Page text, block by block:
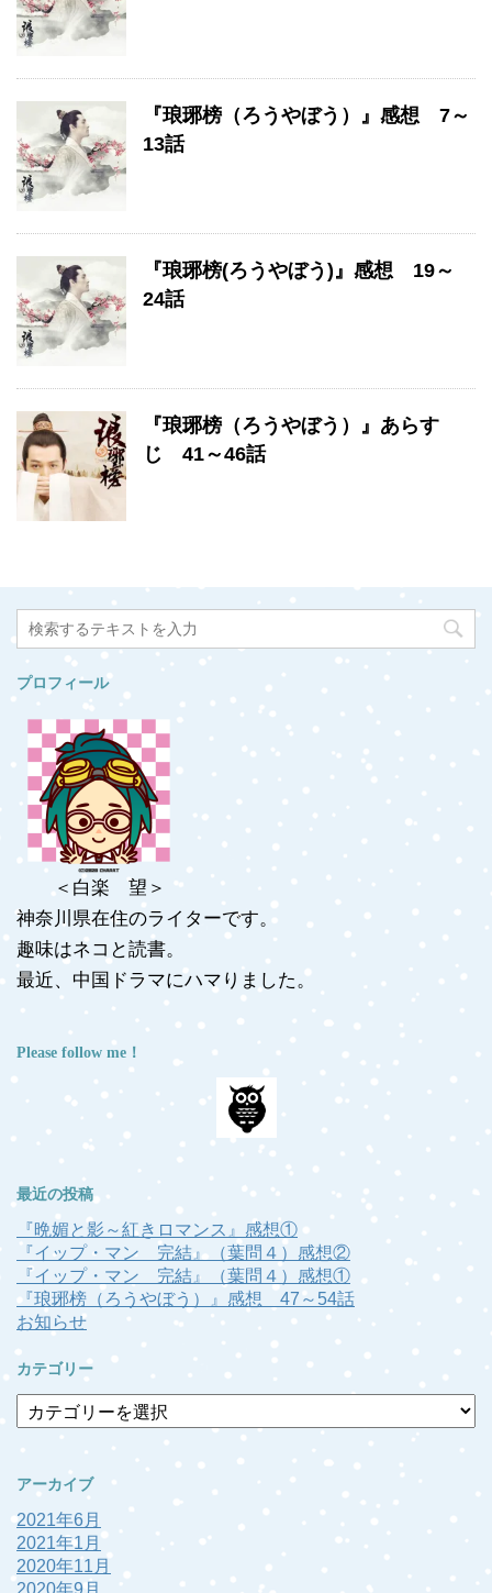
『琅琊榜（ろうやぼう）』感想 7～
13話
『琅琊榜(ろうやぼう)』感想 19～
24話
『琅琊榜（ろうやぼう）』あらす
じ 41～46話
プロフィール
＜白楽 望＞
神奈川県在住のライターです。
趣味はネコと読書。
最近、中国ドラマにハマりました。
Please follow me！
最近の投稿
『晩媚と影～紅きロマンス』感想①
『イップ・マン 完結』（葉問４）感想②
『イップ・マン 完結』（葉問４）感想①
『琅琊榜（ろうやぼう）』感想 47～54話
お知らせ
カテゴリー
テ
ー
アーカイブ
2021年6月
2021年1月
2020年11月
2020年9月